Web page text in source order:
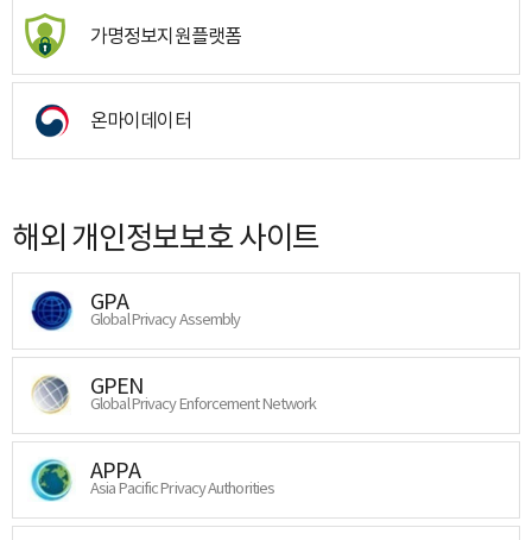
가명정보지원플랫폼
온마이데이터
해외 개인정보보호 사이트
GPA
Global Privacy Assembly
GPEN
Global Privacy Enforcement Network
APPA
Asia Pacific Privacy Authorities